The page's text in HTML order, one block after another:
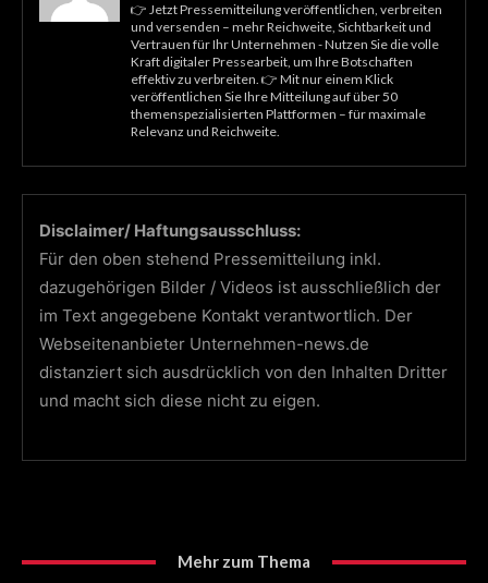
👉 Jetzt Pressemitteilung veröffentlichen, verbreiten
und versenden – mehr Reichweite, Sichtbarkeit und
Vertrauen für Ihr Unternehmen - Nutzen Sie die volle
Kraft digitaler Pressearbeit, um Ihre Botschaften
effektiv zu verbreiten. 👉 Mit nur einem Klick
veröffentlichen Sie Ihre Mitteilung auf über 50
themenspezialisierten Plattformen – für maximale
Relevanz und Reichweite.
Disclaimer/ Haftungsausschluss:
Für den oben stehend Pressemitteilung inkl.
dazugehörigen Bilder / Videos ist ausschließlich der
im Text angegebene Kontakt verantwortlich. Der
Webseitenanbieter Unternehmen-news.de
distanziert sich ausdrücklich von den Inhalten Dritter
und macht sich diese nicht zu eigen.
Mehr zum Thema